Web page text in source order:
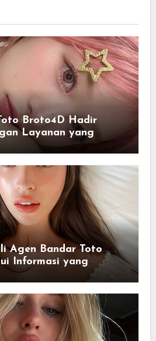
Broto4D Hadir
Layanan yang
Agen Bandar Toto
Informasi yang